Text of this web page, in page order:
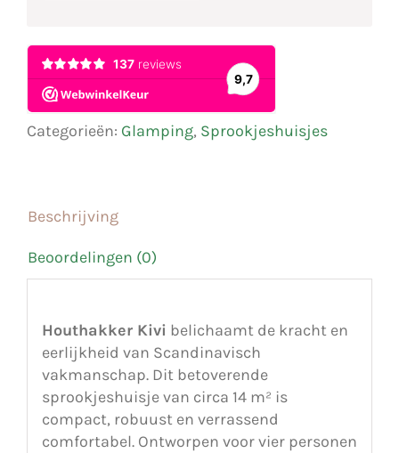
Categorieën: Glamping, Sprookjeshuisjes
Beschrijving
Beoordelingen (0)
Houthakker Kivi belichaamt de kracht en
eerlijkheid van Scandinavisch
vakmanschap. Dit betoverende
sprookjeshuisje van circa 14 m² is
compact, robuust en verrassend
comfortabel. Ontworpen voor vier personen